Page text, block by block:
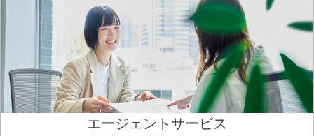
エージェントサービス